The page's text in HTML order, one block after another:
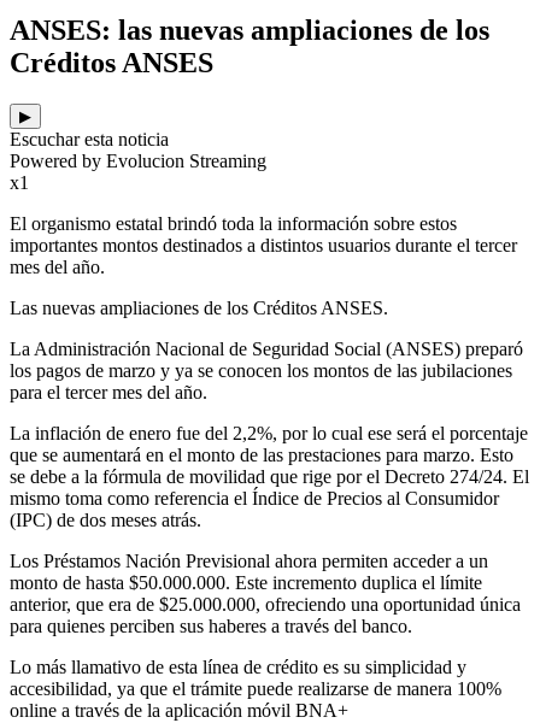
ANSES: las nuevas ampliaciones de los
Créditos ANSES
▶
Escuchar esta noticia
Powered by Evolucion Streaming
x1
El organismo estatal brindó toda la información sobre estos
importantes montos destinados a distintos usuarios durante el tercer
mes del año.
Las nuevas ampliaciones de los Créditos ANSES.
La Administración Nacional de Seguridad Social (ANSES) preparó
los pagos de marzo y ya se conocen los montos de las jubilaciones
para el tercer mes del año.
La inflación de enero fue del 2,2%, por lo cual ese será el porcentaje
que se aumentará en el monto de las prestaciones para marzo. Esto
se debe a la fórmula de movilidad que rige por el Decreto 274/24. El
mismo toma como referencia el Índice de Precios al Consumidor
(IPC) de dos meses atrás.
Los Préstamos Nación Previsional ahora permiten acceder a un
monto de hasta $50.000.000. Este incremento duplica el límite
anterior, que era de $25.000.000, ofreciendo una oportunidad única
para quienes perciben sus haberes a través del banco.
Lo más llamativo de esta línea de crédito es su simplicidad y
accesibilidad, ya que el trámite puede realizarse de manera 100%
online a través de la aplicación móvil BNA+